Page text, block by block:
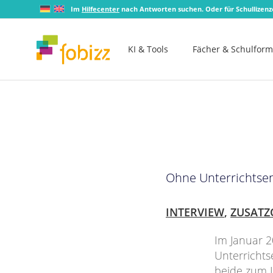
Im Hilfecenter nach Antworten suchen. Oder für
KI & Tools Fächer &
Ohne
INTERVIEW,
Im Januar